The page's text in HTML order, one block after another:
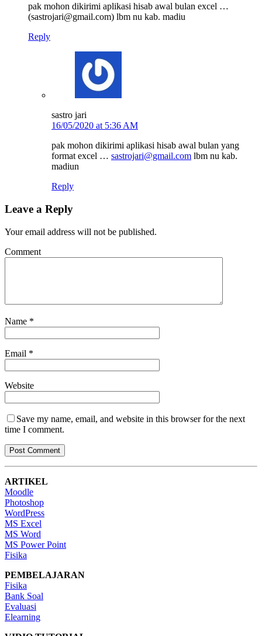
pak mohon dikirimi aplikasi hisab awal bulan excel …
(sastrojari@gmail.com) lbm nu kab. madiu
Reply
sastro jari
16/05/2020 at 5:36 AM
pak mohon dikirimi aplikasi hisab awal bulan yang
format excel … sastrojari@gmail.com lbm nu kab.
madiun
Reply
Leave a Reply
Your email address will not be published.
Comment
Name *
Email *
Website
Save my name, email, and website in this browser for the next
time I comment.
ARTIKEL
Moodle
Photoshop
WordPress
MS Excel
MS Word
MS Power Point
Fisika
PEMBELAJARAN
Fisika
Bank Soal
Evaluasi
Elearning